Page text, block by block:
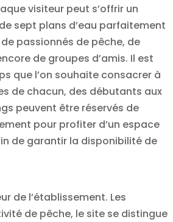
visiteur peut s’offrir un
sept plans d’eau parfaitement
passionnés de pêche, de
de groupes d’amis. Il est
que l’on souhaite consacrer à
de chacun, des débutants aux
peuvent être réservés de
pour profiter d’un espace
de garantir la disponibilité de
de l’établissement. Les
de pêche, le site se distingue